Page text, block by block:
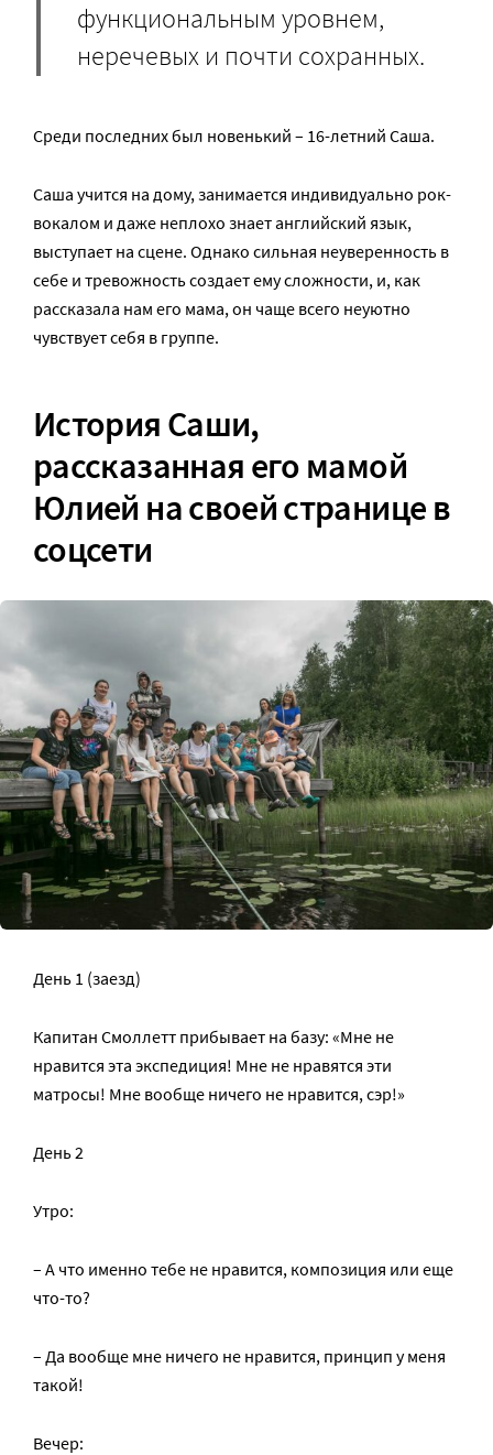
функциональным уровнем,
неречевых и почти сохранных.
Среди последних был новенький – 16-летний Саша.
Саша учится на дому, занимается индивидуально рок-
вокалом и даже неплохо знает английский язык,
выступает на сцене. Однако сильная неуверенность в
себе и тревожность создает ему сложности, и, как
рассказала нам его мама, он чаще всего неуютно
чувствует себя в группе.
История Саши,
рассказанная его мамой
Юлией на своей странице в
соцсети
День 1 (заезд)
Капитан Смоллетт прибывает на базу: «Мне не
нравится эта экспедиция! Мне не нравятся эти
матросы! Мне вообще ничего не нравится, сэр!»
День 2
Утро:
– А что именно тебе не нравится, композиция или еще
что-то?
– Да вообще мне ничего не нравится, принцип у меня
такой!
Вечер: